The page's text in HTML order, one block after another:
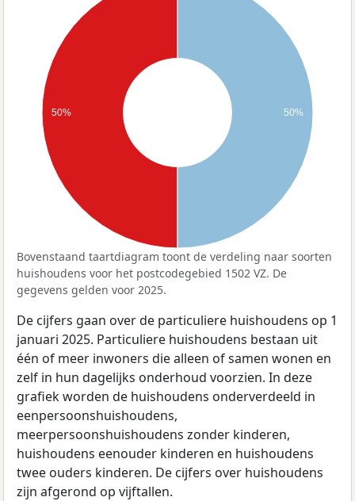
50% 50%
Bovenstaand taartdiagram toont de verdeling naar soorten
huishoudens voor het postcodegebied 1502 VZ. De
gegevens gelden voor 2025.
De cijfers gaan over de particuliere huishoudens op 1
januari 2025. Particuliere huishoudens bestaan uit
één of meer inwoners die alleen of samen wonen en
zelf in hun dagelijks onderhoud voorzien. In deze
grafiek worden de huishoudens onderverdeeld in
eenpersoonshuishoudens,
meerpersoonshuishoudens zonder kinderen,
huishoudens eenouder kinderen en huishoudens
twee ouders kinderen. De cijfers over huishoudens
zijn afgerond op vijftallen.